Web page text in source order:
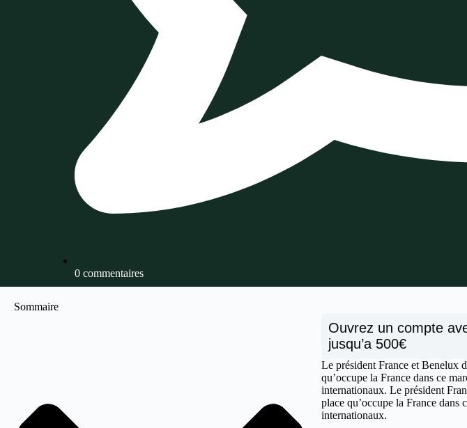
0 commentaires
Sommaire
Ouvrez un compte
jusqu’a 500€
Le président France et Benelux
qu’occupe la France dans ce
internationaux. Le président
place qu’occupe la France dans
internationaux.